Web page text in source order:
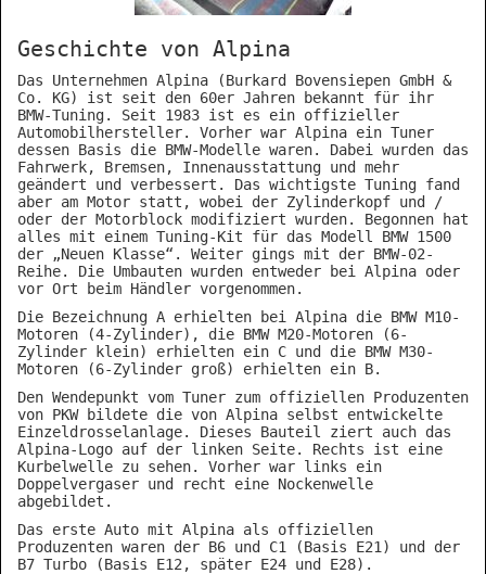
Geschichte von Alpina
Das Unternehmen Alpina (Burkard Bovensiepen GmbH &
Co. KG) ist seit den 60er Jahren bekannt für ihr
BMW-Tuning. Seit 1983 ist es ein offizieller
Automobilhersteller. Vorher war Alpina ein Tuner
dessen Basis die BMW-Modelle waren. Dabei wurden das
Fahrwerk, Bremsen, Innenausstattung und mehr
geändert und verbessert. Das wichtigste Tuning fand
aber am Motor statt, wobei der Zylinderkopf und /
oder der Motorblock modifiziert wurden. Begonnen hat
alles mit einem Tuning-Kit für das Modell BMW 1500
der „Neuen Klasse“. Weiter gings mit der BMW-02-
Reihe. Die Umbauten wurden entweder bei Alpina oder
vor Ort beim Händler vorgenommen.
Die Bezeichnung A erhielten bei Alpina die BMW M10-
Motoren (4-Zylinder), die BMW M20-Motoren (6-
Zylinder klein) erhielten ein C und die BMW M30-
Motoren (6-Zylinder groß) erhielten ein B.
Den Wendepunkt vom Tuner zum offiziellen Produzenten
von PKW bildete die von Alpina selbst entwickelte
Einzeldrosselanlage. Dieses Bauteil ziert auch das
Alpina-Logo auf der linken Seite. Rechts ist eine
Kurbelwelle zu sehen. Vorher war links ein
Doppelvergaser und recht eine Nockenwelle
abgebildet.
Das erste Auto mit Alpina als offiziellen
Produzenten waren der B6 und C1 (Basis E21) und der
B7 Turbo (Basis E12, später E24 und E28).